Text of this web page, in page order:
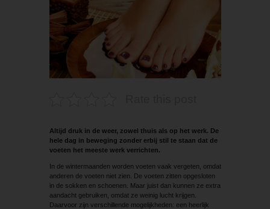
Altijd druk in de weer, zowel thuis als op het werk. De
hele dag in beweging zonder erbij stil te staan dat de
voeten het meeste werk verrichten.
In de wintermaanden worden voeten vaak vergeten, omdat
anderen de voeten niet zien. De voeten zitten opgesloten
in de sokken en schoenen. Maar juist dan kunnen ze extra
aandacht gebruiken, omdat ze weinig lucht krijgen.
Daarvoor zijn verschillende mogelijkheden: een heerlijk